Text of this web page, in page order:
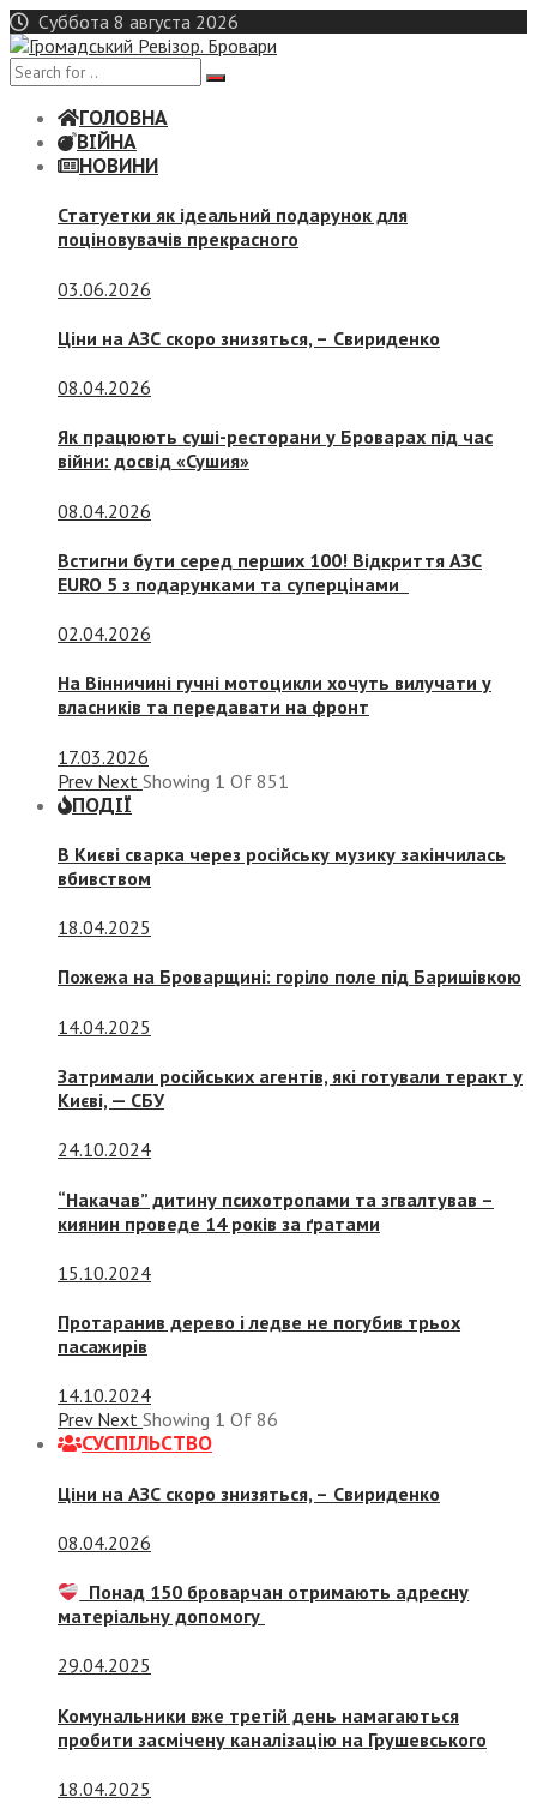
Skip
to
content
Суббота 8 августа 2026
ГОЛОВНА
ВІЙНА
НОВИНИ
Статуетки як ідеальний подарунок для
поціновувачів прекрасного
03.06.2026
Ціни на АЗС скоро знизяться, – Свириденко
08.04.2026
Як працюють суші-ресторани у Броварах під час
війни: досвід «Сушия»
08.04.2026
Встигни бути серед перших 100! Відкриття АЗС
EURO 5 з подарунками та суперцінами
02.04.2026
На Вінничині гучні мотоцикли хочуть вилучати у
власників та передавати на фронт
17.03.2026
Prev Next Showing 1 Of 851
ПОДІЇ
В Києві сварка через російську музику закінчилась
вбивством
18.04.2025
Пожежа на Броварщині: горіло поле під Баришівкою
14.04.2025
Затримали російських агентів, які готували теракт у
Києві, — СБУ
24.10.2024
“Накачав” дитину психотропами та згвалтував –
киянин проведе 14 років за ґратами
15.10.2024
Протаранив дерево і ледве не погубив трьох
пасажирів
14.10.2024
Prev Next Showing 1 Of 86
СУСПIЛЬСТВО
Ціни на АЗС скоро знизяться, – Свириденко
08.04.2026
Понад 150 броварчан отримають адресну
матеріальну допомогу
29.04.2025
Комунальники вже третій день намагаються
пробити засмічену каналізацію на Грушевського
18.04.2025